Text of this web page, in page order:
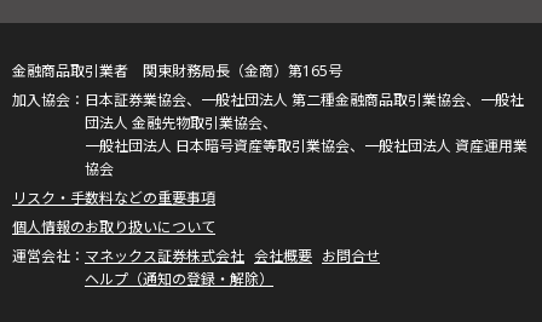
金融商品取引業者 関東財務局長（金商）第165号
日本証券業協会、一般社団法人 第二種金融商品取引業協会、一般社
団法人 金融先物取引業協会、
一般社団法人 日本暗号資産等取引業協会、一般社団法人 資産運用業
協会
リスク・手数料などの重要事項
個人情報のお取り扱いについて
マネックス証券株式会社 会社概要 お問合せ
ヘルプ（通知の登録・解除）